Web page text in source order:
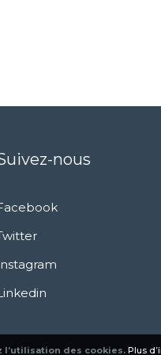
nous
l’utilisation des cookies. Plus